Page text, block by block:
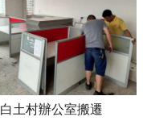
白土村辦公室搬遷